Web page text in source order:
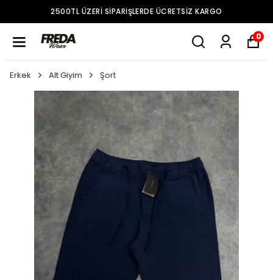
2500TL ÜZERI SIPARIŞLERDE ÜCRETSIZ KARGO
0
Erkek Alt Giyim Şort